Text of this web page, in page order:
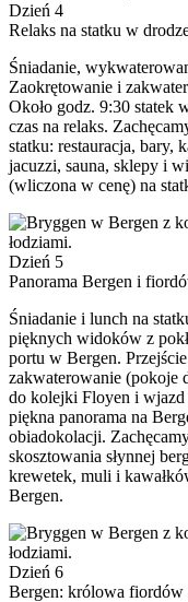
Dzień 4
Relaks na statku w
Śniadanie,
Zaokrętowanie i
Około godz. 9:30 statek
czas na relaks.
statku: restauracja, bary,
jacuzzi, sauna, sklepy i
(wliczona w cenę) na
Dzień 5
Panorama Bergen i
Śniadanie i lunch na
pięknych widoków z
portu w Bergen.
zakwaterowanie (pokoje
do kolejki Floyen i wjazd
piękna panorama na
obiadokolacji.
skosztowania słynnej
krewetek, muli i
Bergen.
Dzień 6
Bergen: królowa fiordów